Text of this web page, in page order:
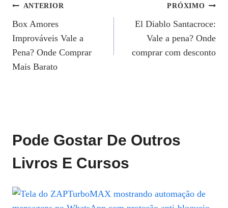
Navegação
De
Post
ANTERIOR
Box Amores
Improváveis Vale a
Pena? Onde Comprar
Mais Barato
PRÓXIMO
El Diablo Santacroce:
Vale a pena? Onde
comprar com desconto
Pode Gostar De Outros
Livros E Cursos